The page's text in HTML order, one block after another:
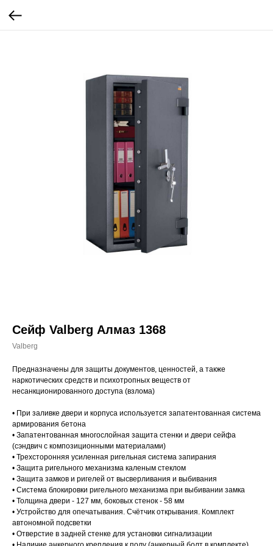
Сейф Valberg Алмаз 1368
Valberg
Предназначены для защиты документов, ценностей, а также
наркотических средств и психотропных веществ от
несанкционированного доступа (взлома)
• При заливке двери и корпуса используется запатентованная система
армирования бетона
• Запатентованная многослойная защита стенки и двери сейфа
(сэндвич с композиционными материалами)
• Трехсторонняя усиленная ригельная система запирания
• Защита ригельного механизма каленым стеклом
• Защита замков и ригелей от высверливания и выбивания
• Система блокировки ригельного механизма при выбивании замка
• Толщина двери - 127 мм, боковых стенок - 58 мм
• Устройство для опечатывания. Счётчик открывания. Комплект
автономной подсветки
• Отверстие в задней стенке для установки сигнализации